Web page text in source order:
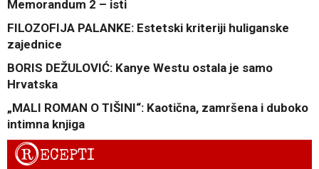
Memorandum 2 – isti
FILOZOFIJA PALANKE: Estetski kriteriji huliganske
zajednice
BORIS DEŽULOVIĆ: Kanye Westu ostala je samo
Hrvatska
„MALI ROMAN O TIŠINI“: Kaotična, zamršena i duboko
intimna knjiga
RECEPTI